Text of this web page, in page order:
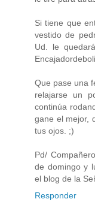
Si tiene que
vestido de
Ud. le
Que pase una
relajarse un
continúa
gane el mejor,
tus ojos. ;)
Pd/
de domingo y
el blog de la
Responder